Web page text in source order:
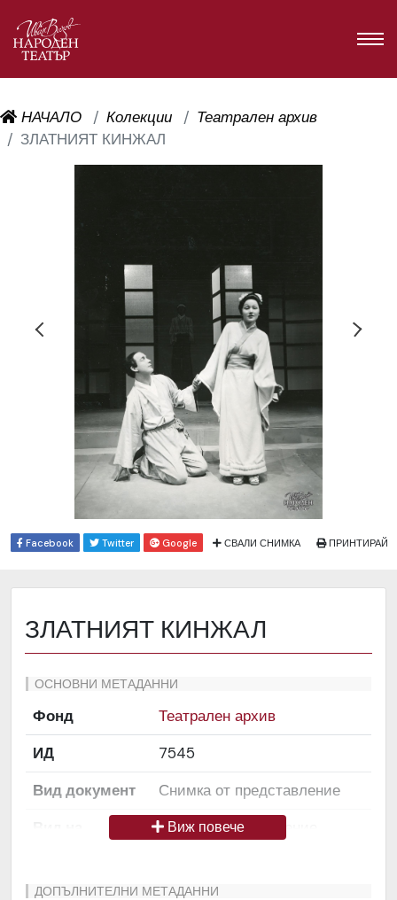
НАЧАЛО Колекции
Театрален архив
ЗЛАТНИЯТ КИНЖАЛ
Facebook Twitter Google СВАЛИ СНИМКА ПРИНТИРАЙ
ЗЛАТНИЯТ КИНЖАЛ
ОСНОВНИ МЕТАДАННИ
Фонд
Театрален архив
ИД
7545
Вид документ
Снимка от представление
Снимка / изображение
Език на
Български
Виж повече
ДОПЪЛНИТЕЛНИ МЕТАДАННИ